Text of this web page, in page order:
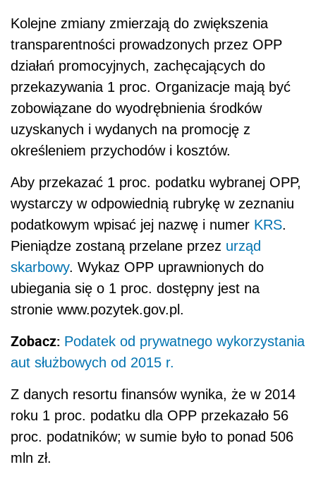
Kolejne zmiany zmierzają do zwiększenia
transparentności prowadzonych przez OPP
działań promocyjnych, zachęcających do
przekazywania 1 proc. Organizacje mają być
zobowiązane do wyodrębnienia środków
uzyskanych i wydanych na promocję z
określeniem przychodów i kosztów.
Aby przekazać 1 proc. podatku wybranej OPP,
wystarczy w odpowiednią rubrykę w zeznaniu
podatkowym wpisać jej nazwę i numer KRS.
Pieniądze zostaną przelane przez urząd
skarbowy. Wykaz OPP uprawnionych do
ubiegania się o 1 proc. dostępny jest na
stronie www.pozytek.gov.pl.
Zobacz: Podatek od prywatnego wykorzystania
aut służbowych od 2015 r.
Z danych resortu finansów wynika, że w 2014
roku 1 proc. podatku dla OPP przekazało 56
proc. podatników; w sumie było to ponad 506
mln zł.